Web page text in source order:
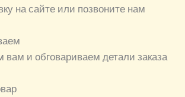
на сайте или позвоните нам
вам и обговариваем детали заказа